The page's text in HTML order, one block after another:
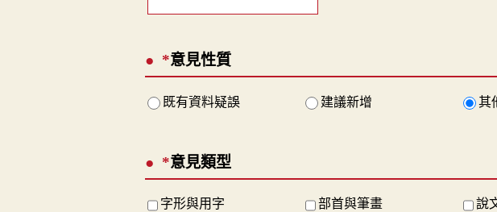
*意見性質
既有資料疑誤 建議新增 其
*意見類型
字形與用字 部首與筆畫 說